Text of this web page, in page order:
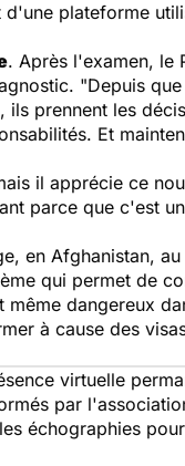
plateforme
. Après l'examen, le
"Depuis
prennent les
Et
il apprécie ce
parce que c'est
en Afghanistan,
qui permet de
dangereux
à cause des
virtuelle
par
échographies